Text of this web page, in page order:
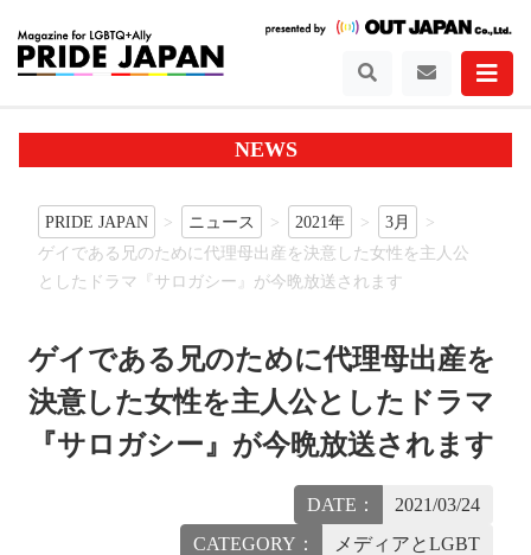
NEWS
PRIDE JAPAN ニュース 2021年
3月
ゲイである兄のために代理母出産を決意した女性を主人公
としたドラマ『サロガシー』が今晩放送されます
ゲイである兄のために代理母出産を
決意した女性を主人公としたドラマ
『サロガシー』が今晩放送されます
DATE：
2021/03/24
CATEGORY：
メディアとLGBT